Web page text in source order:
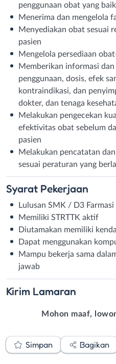
penggunaan obat yang
Menerima dan mengelola
Menyediakan obat sesuai
pasien
Mengelola persediaan
Memberikan informasi
penggunaan, dosis, efek
kontraindikasi, dan
dokter, dan tenaga
Melakukan pengecekan
efektivitas obat sebelum
pasien
Melakukan pencatatan
sesuai peraturan yang
Syarat Pekerjaan
Lulusan SMK / D3 Farmasi
Memiliki STRTTK aktif
Diutamakan memiliki
Dapat menggunakan
Mampu bekerja sama
jawab
Kirim Lamaran
Mohon maaf,
Simpan Bagikan